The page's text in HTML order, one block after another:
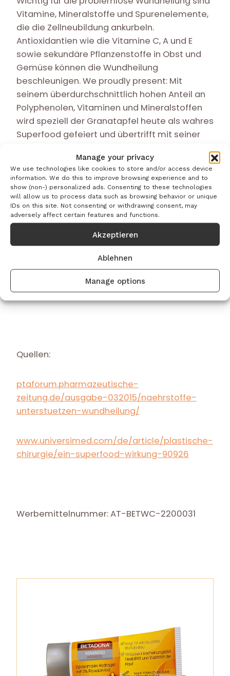
Manage your privacy
We use technologies like cookies to store and/or access device
information. We do this to improve browsing experience and to
show (non-) personalized ads. Consenting to these technologies
will allow us to process data such as browsing behavior or unique
IDs on this site. Not consenting or withdrawing consent, may
adversely affect certain features and functions.
Akzeptieren
Ablehnen
Manage options
Vitamine, Mineralstoffe und Spurenelemente,
die die Zellneubildung ankurbeln.
Antioxidantien wie die Vitamine C, A und E
sowie sekundäre Pflanzenstoffe in Obst und
Gemüse können die Wundheilung
beschleunigen. We proudly present: Mit
seinem überdurchschnittlich hohen Anteil an
Polyphenolen, Vitaminen und Mineralstoffen
wird speziell der Granatapfel heute als wahres
Superfood gefeiert und übertrifft mit seiner
Inzwischen untermauern zahlreiche Studien
die gesundheitsfördernde Wirkung im
Zusammenhang mit unterschiedlichsten
Krankheitsbildern. Der Granatapfel ist
demnach nicht nur für die kosmetische
enthaltene Polyphenol Ellagsäure zeigt der
„Power-Apfel“ auch in der Behandlung von
Verbrennungen heilungsfördernde
Eigenschaften und eine verbesserte
Wundheilung. Na dann: guten Appetit!
Quellen:
ptaforum.pharmazeutische-
zeitung.de/ausgabe-032015/naehrstoffe-
unterstuetzen-wundheilung/
www.universimed.com/de/article/plastische-
chirurgie/ein-superfood-wirkung-90926
Werbemittelnummer: AT-BETWC-2200031